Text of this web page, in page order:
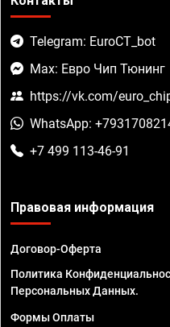
Telegram: EuroCT_bot
Max: Евро Чип Тюнинг
https://vk.com/
WhatsApp:
+7 499 113-46-91
Правовая информация
Договор-Оферта
Политика
Персональных Данных.
Формы Оплаты